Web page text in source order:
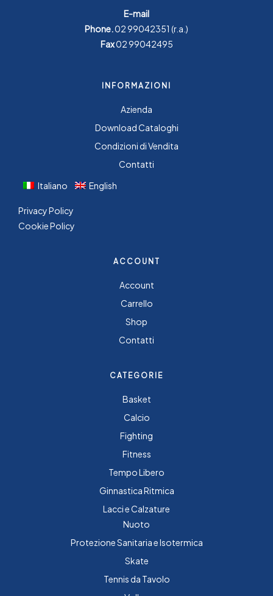
E-mail
Phone.02 99042351 (r.a.)
Fax02 99042495
INFORMAZIONI
Azienda
Download Cataloghi
Condizioni di Vendita
Contatti
Italiano
English
Privacy Policy
Cookie Policy
ACCOUNT
Account
Carrello
Shop
Contatti
CATEGORIE
Basket
Calcio
Fighting
Fitness
Tempo Libero
Ginnastica Ritmica
Lacci e Calzature
Nuoto
Protezione Sanitaria e Isotermica
Skate
Tennis da Tavolo